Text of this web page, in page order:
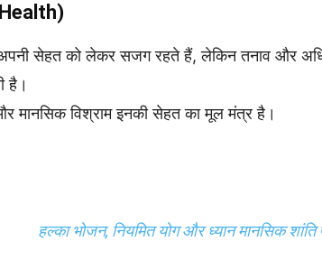
अपनी सेहत को लेकर सजग रहते हैं, लेकिन तनाव और
है।
मानसिक विश्राम इनकी सेहत का मूल मंत्र है।
हल्का भोजन, नियमित योग और ध्यान मानसिक शांति